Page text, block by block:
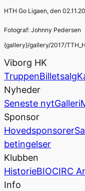
HTH Go Ligaen, den
Fotograf: Johnny Pedersen
{gallery}/gallery/2017/
Viborg HK
TruppenBilletsalg
Nyheder
Seneste nytGalleri
Sponsor
Hovedsponsorer
betingelser
Klubben
HistorieBIOCIRC
Info